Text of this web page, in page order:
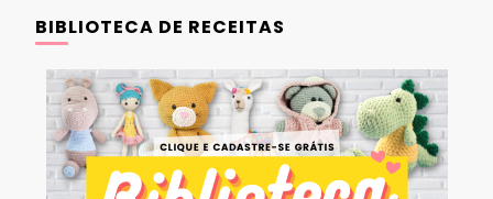
BIBLIOTECA DE RECEITAS